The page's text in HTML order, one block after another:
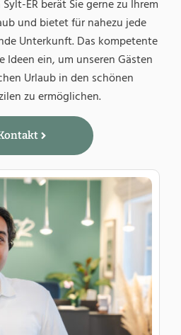
ER berät Sie gerne zu Ihrem
und bietet für nahezu jede
Unterkunft. Das kompetente
Ideen ein, um unseren Gästen
Urlaub in den schönen
zu ermöglichen.